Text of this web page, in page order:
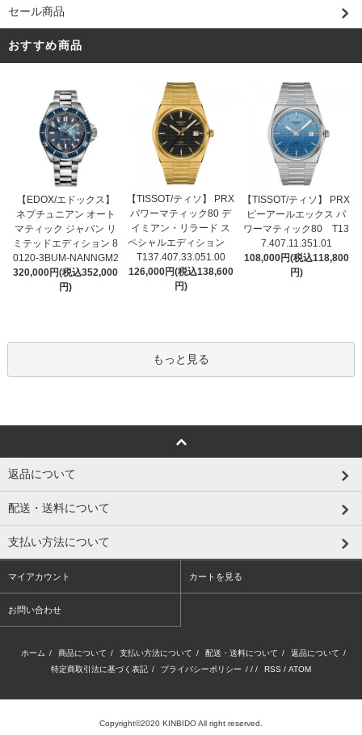
セール商品
おすすめ商品
【EDOX/エドックス】
ネプチュニアン オート
マティック ジャパン リ
ミテッドエディション 8
0120-3BUM-NANNGM2
320,000円(税込352,000
円)
【TISSOT/ティソ】 PRX
パワーマティック80 デ
イミアン・リラード ス
ペシャルエディション
T137.407.33.051.00
126,000円(税込138,600
円)
【TISSOT/ティソ】 PRX
ピーアールエックス パ
ワーマティック80 T13
7.407.11.351.01
108,000円(税込118,800
円)
もっと見る
返品について
配送・送料について
支払い方法について
マイアカウント カートを見る
お問い合わせ
ホーム / 商品について / 支払い方法について / 配送・送料について / 返品について /
特定商取引法に基づく表記 / プライバシーポリシー / / / RSS / ATOM
Copyright©2020 KINBIDO All right reserved.